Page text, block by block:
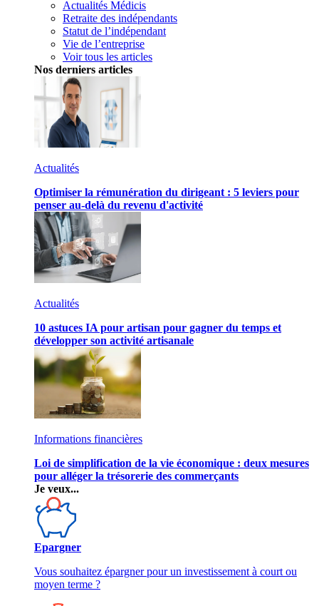
Actualités Médicis
Retraite des indépendants
Statut de l’indépendant
Vie de l’entreprise
Voir tous les articles
Nos derniers articles
Actualités
Optimiser la rémunération du dirigeant : 5 leviers pour
penser au-delà du revenu d'activité
Actualités
10 astuces IA pour artisan pour gagner du temps et
développer son activité artisanale
Informations financières
Loi de simplification de la vie économique : deux mesures
pour alléger la trésorerie des commerçants
Je veux...
Epargner
Vous souhaitez épargner pour un investissement à court ou
moyen terme ?